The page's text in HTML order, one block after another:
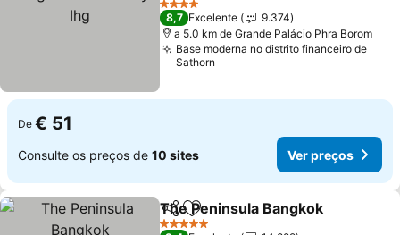
4 Estrelas
8,7 Excelente
9.374
a 5.0 km de Grande Palácio Phra Borom
Base moderna no distrito financeiro de
Sathorn
De € 51
Consulte os preços de 10 sites Ver preços
PartilharAdicionar aos favoritos
The Peninsula Bangkok
5 Estrelas